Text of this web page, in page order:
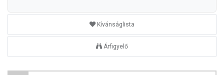
Kívánságlista
Árfigyelő